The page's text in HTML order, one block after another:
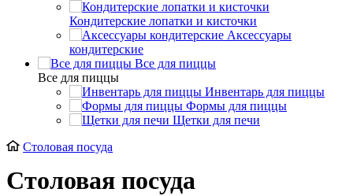
Кондитерские лопатки и кисточки
Аксессуары
кондитерские
Все для пиццы
Все для пиццы
Инвентарь для пиццы
Формы для пиццы
Щетки для печи
Столовая посуда
Столовая посуда